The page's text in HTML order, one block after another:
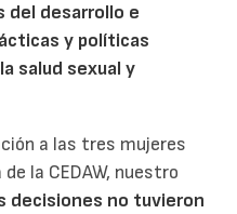
del desarrollo e
y políticas
salud sexual y
a las tres mujeres
la CEDAW, nuestro
decisiones no tuvieron